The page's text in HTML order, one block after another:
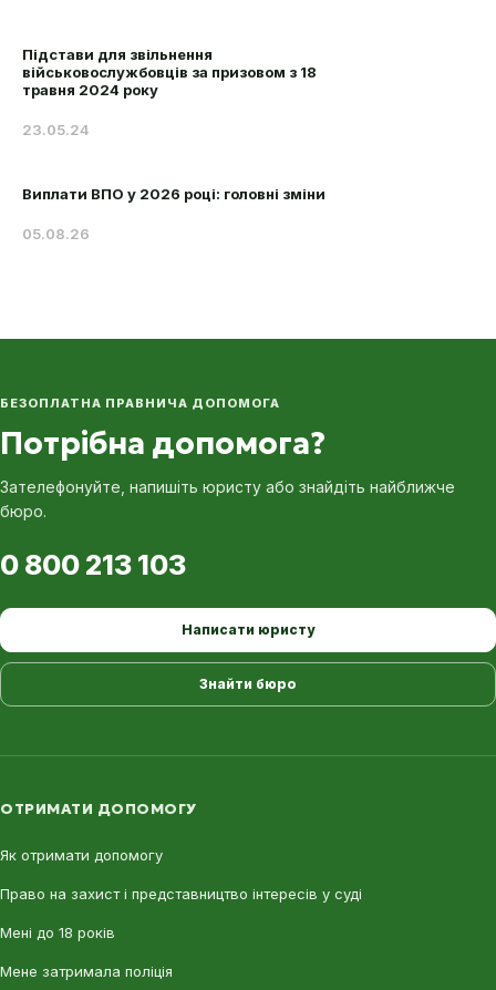
Підстави для звільнення
військовослужбовців за призовом з 18
травня 2024 року
23.05.24
Виплати ВПО у 2026 році: головні зміни
05.08.26
БЕЗОПЛАТНА ПРАВНИЧА ДОПОМОГА
Потрібна допомога?
Зателефонуйте, напишіть юристу або знайдіть найближче
бюро.
0 800 213 103
Написати юристу
Знайти бюро
ОТРИМАТИ ДОПОМОГУ
Як отримати допомогу
Право на захист і представництво інтересів у суді
Мені до 18 років
Мене затримала поліція